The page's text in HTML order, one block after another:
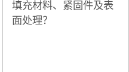
填充材料、紧固件及表
面处理？